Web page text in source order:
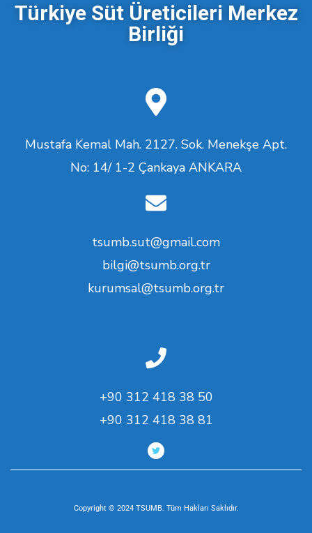
Türkiye Süt Üreticileri Merkez
Birliği
Mustafa Kemal Mah. 2127. Sok. Menekşe Apt.
No: 14/ 1-2 Çankaya ANKARA
tsumb.sut@gmail.com
bilgi@tsumb.org.tr
kurumsal@tsumb.org.tr
+90 312 418 38 50
+90 312 418 38 81
Copyright © 2024 TSUMB. Tüm Hakları Saklıdır.